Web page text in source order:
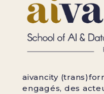
aivancity
engagés, des